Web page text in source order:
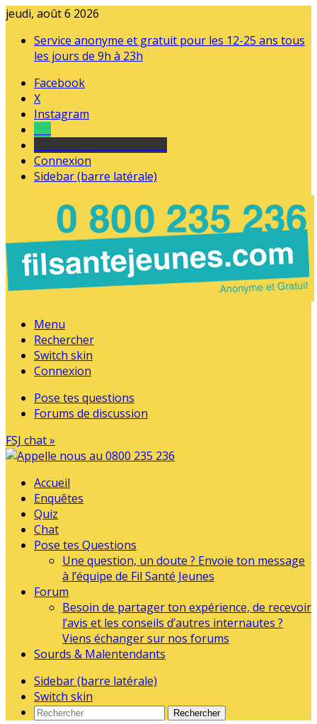
jeudi, août 6 2026
Service anonyme et gratuit pour les 12-25 ans tous
les jours de 9h à 23h
Facebook
X
Instagram
Connexion
Sidebar (barre latérale)
Menu
Rechercher
Switch skin
Connexion
Pose tes questions
Forums de discussion
FSJ chat »
Accueil
Enquêtes
Quiz
Chat
Pose tes Questions
Une question, un doute ? Envoie ton message
à l’équipe de Fil Santé Jeunes
Forum
Besoin de partager ton expérience, de recevoir
l’avis et les conseils d’autres internautes ?
Viens échanger sur nos forums
Sourds & Malentendants
Sidebar (barre latérale)
Switch skin
Rechercher